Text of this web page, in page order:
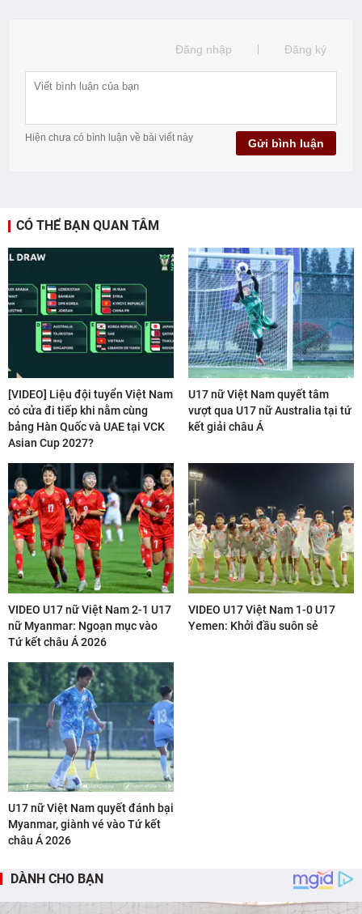
CÓ THỂ BẠN QUAN TÂM
[VIDEO] Liệu đội tuyển Việt Nam
có cửa đi tiếp khi nằm cùng
bảng Hàn Quốc và UAE tại VCK
Asian Cup 2027?
U17 nữ Việt Nam quyết tâm
vượt qua U17 nữ Australia tại tứ
kết giải châu Á
VIDEO U17 nữ Việt Nam 2-1 U17
nữ Myanmar: Ngoạn mục vào
Tứ kết châu Á 2026
VIDEO U17 Việt Nam 1-0 U17
Yemen: Khởi đầu suôn sẻ
U17 nữ Việt Nam quyết đánh bại
Myanmar, giành vé vào Tứ kết
châu Á 2026